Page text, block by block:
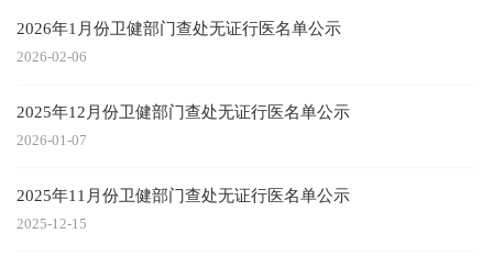
2026年1月份卫健部门查处无证行医名单公示
2026-02-06
2025年12月份卫健部门查处无证行医名单公示
2026-01-07
2025年11月份卫健部门查处无证行医名单公示
2025-12-15